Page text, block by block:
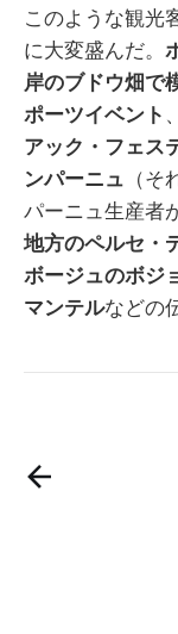
このような観光
に大変盛んだ。
岸のブドウ畑で
ポーツイベント 、
アック・フェス
ンパーニュ （
パーニュ生産者
地方のペルセ・
ボージュのボジ
マンテルなどの